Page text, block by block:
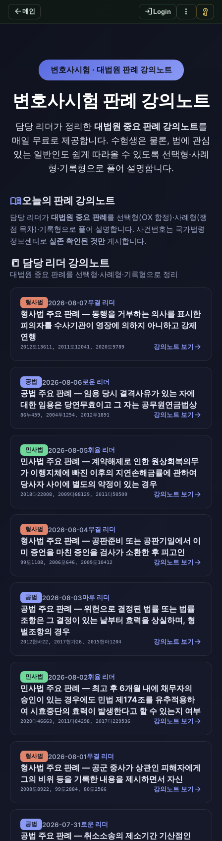
arrow_back 메인 login Login more_vert vpn_key
변호사시험 · 대법원 판례 강의노트
변호사시험 판례 강의노트
담당 리더가 정리한 대법원 중요 판례 강의노트를
매일 무료로 제공합니다. 수험생은 물론, 법에 관심
있는 일반인도 쉽게 따라올 수 있도록 선택형·사례
형·기록형으로 풀어 설명합니다.
menu_book오늘의 판례 강의노트
담당 리더가 대법원 중요 판례를 선택형(OX 함정)·사례형(쟁
점 목차)·기록형으로 풀어 설명합니다. 사건번호는 국가법령
정보센터로 실존 확인된 것만게시합니다.
📒 담당 리더 강의노트
대법원 중요 판례를 선택형·사례형·기록형으로 정리
형사법 2026-08-07무결 리더
형사법 주요 판례 — 동행을 거부하는 의사를 표시한
피의자를 수사기관이 영장에 의하지 아니하고 강제
연행
2012도13611, 2011도12041, 2020도9789 강의노트 보기 arrow_forward
공법 2026-08-06로운 리더
공법 주요 판례 — 임용 당시 결격사유가 있는 자에
대한 임용은 당연무효이고 그 자는 공무원연금법상
86누459, 2004두1254, 2012두1891 강의노트 보기 arrow_forward
민사법 2026-08-05휘율 리더
민사법 주요 판례 — 계약해제로 인한 원상회복의무
가 이행지체에 빠진 이후의 지연손해금률에 관하여
당사자 사이에 별도의 약정이 있는 경우
2018다22008, 2009다88129, 2011다50509 강의노트 보기 arrow_forward
형사법 2026-08-04무결 리더
형사법 주요 판례 — 공판준비 또는 공판기일에서 이
미 증언을 마친 증인을 검사가 소환한 후 피고인
99도1108, 2006모646, 2009도10412 강의노트 보기 arrow_forward
공법 2026-08-03마루 리더
공법 주요 판례 — 위헌으로 결정된 법률 또는 법률
조항은 그 결정이 있는 날부터 효력을 상실하며, 형
벌조항의 경우
2012헌바22, 2017헌가26, 2015헌마1204 강의노트 보기 arrow_forward
민사법 2026-08-02휘율 리더
민사법 주요 판례 — 최고 후 6개월 내에 채무자의
승인이 있는 경우에도 민법 제174조를 유추적용하
여 시효중단의 효력이 발생한다고 할 수 있는지 여부
2020다46663, 2011다84298, 2017다229536 강의노트 보기 arrow_forward
형사법 2026-08-01무결 리더
형사법 주요 판례 — 공군 중사가 상관인 피해자에게
그의 비위 등을 기록한 내용을 제시하면서 자신
2008도8922, 99도2884, 80도2566 강의노트 보기 arrow_forward
공법 2026-07-31로운 리더
공법 주요 판례 — 취소소송의 제소기간 기산점인